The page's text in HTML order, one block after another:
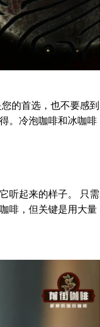
的首选，也不要感到
。冷泡咖啡和冰咖啡
听起来的样子。 只需
啡，但关键是用大量